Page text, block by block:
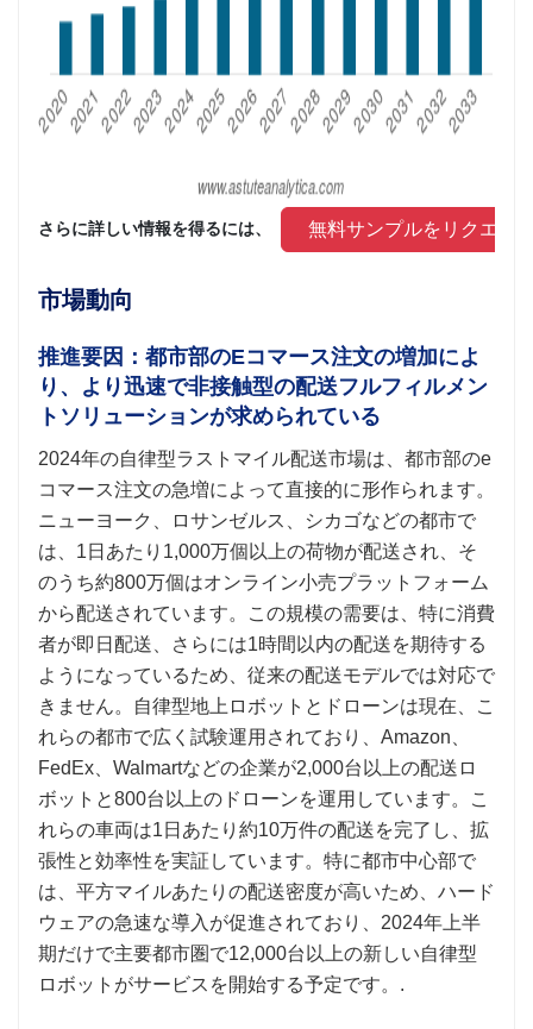
さらに詳しい情報を得るには、 無料サンプルをリクエス
市場動向
推進要因：都市部のEコマース注文の増加によ
り、より迅速で非接触型の配送フルフィルメン
トソリューションが求められている
2024年の自律型ラストマイル配送市場は、都市部のe
コマース注文の急増によって直接的に形作られます。
ニューヨーク、ロサンゼルス、シカゴなどの都市で
は、1日あたり1,000万個以上の荷物が配送され、そ
のうち約800万個はオンライン小売プラットフォーム
から配送されています。この規模の需要は、特に消費
者が即日配送、さらには1時間以内の配送を期待する
ようになっているため、従来の配送モデルでは対応で
きません。自律型地上ロボットとドローンは現在、こ
れらの都市で広く試験運用されており、Amazon、
FedEx、Walmartなどの企業が2,000台以上の配送ロ
ボットと800台以上のドローンを運用しています。こ
れらの車両は1日あたり約10万件の配送を完了し、拡
張性と効率性を実証しています。特に都市中心部で
は、平方マイルあたりの配送密度が高いため、ハード
ウェアの急速な導入が促進されており、2024年上半
期だけで主要都市圏で12,000台以上の新しい自律型
ロボットがサービスを開始する予定です。.